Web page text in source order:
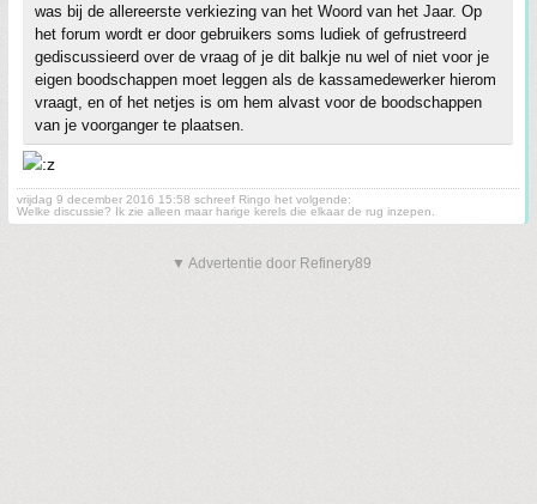
was bij de allereerste verkiezing van het Woord van het Jaar. Op
het forum wordt er door gebruikers soms ludiek of gefrustreerd
gediscussieerd over de vraag of je dit balkje nu wel of niet voor je
eigen boodschappen moet leggen als de kassamedewerker hierom
vraagt, en of het netjes is om hem alvast voor de boodschappen
van je voorganger te plaatsen.
vrijdag 9 december 2016 15:58 schreef Ringo het volgende:
Welke discussie? Ik zie alleen maar harige kerels die elkaar de rug inzepen.
▼ Advertentie door Refinery89